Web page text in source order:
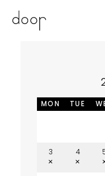
MON TUE
3
×
4
×